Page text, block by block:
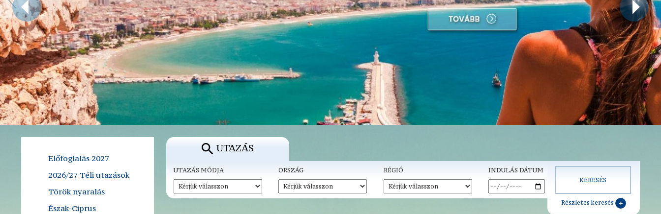
Előfoglalás 2027
2026/27 Téli utazások
Török nyaralás
Észak-Ciprus
UTAZÁS
UTAZÁS MÓDJA ORSZÁG RÉGIÓ INDULÁS DÁTUM
Részletes keresés